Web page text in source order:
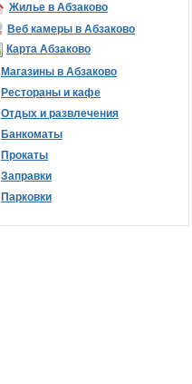
Жилье в Абзаково
Веб камеры в Абзаково
Карта Абзаково
Магазины в Абзаково
Рестораны и кафе
Отдых и развлечения
Банкоматы
Прокаты
Заправки
Парковки